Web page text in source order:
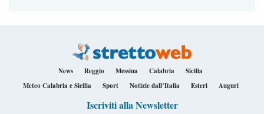
News Reggio Messina Calabria
Sicilia
Meteo Calabria e Sicilia
Sport Notizie dall’Italia Esteri Auguri
Iscriviti alla Newsletter